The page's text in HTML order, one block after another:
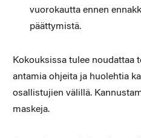
vuorokautta ennen
päättymistä.
Kokouksissa tulee noudattaa
antamia ohjeita ja huolehtia
osallistujien välillä.
maskeja.